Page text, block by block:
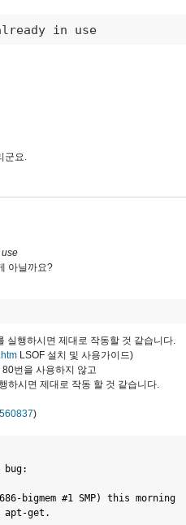
in use
군요.
use
아닐까요?
실행하시면 제대로 작동할 것 같습니다.
LSOF 설치 및 사용가이드)
번을 사용하지 않고
하시면 제대로 작동 할 것 같습니다.
)
bigmem #1 SMP) this morning
get.